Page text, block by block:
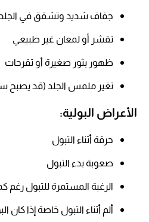
جفاف شديد وتشقق في الجلد​
تقشر أو لمعان غير طبيعي​
ظهور بثور صغيرة أو تقرحات​
تغير ملمس الجلد (قد يصبح
الأعراض البولية:
حرقة أثناء التبول​
صعوبة بدء التبول​
الرغبة المستمرة للتبول رغم
ألم أثناء التبول خاصة إذا كان